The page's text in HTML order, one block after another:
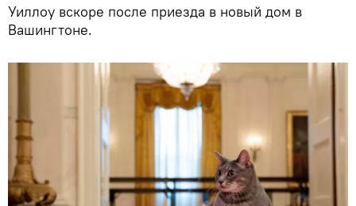
Уиллоу вскоре после приезда в новый дом в
Вашингтоне.